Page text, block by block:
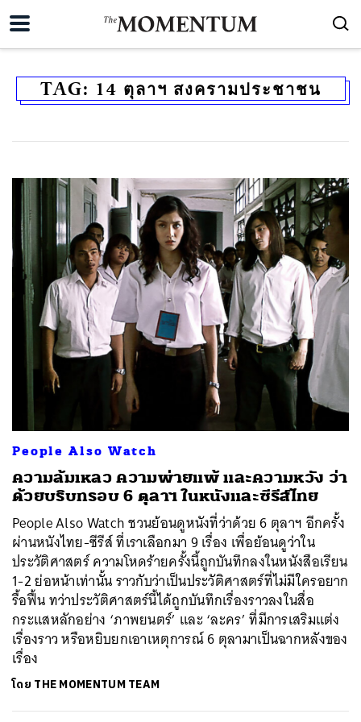
TAG: 14 ตุลาฯ สงครามประชาชน
People Also Watch
ความล้มเหลว ความพ่ายแพ้ และความหวัง ว่า
ด้วยบริบทรอบ 6 ตุลาฯ ในหนังและซีรีส์ไทย
People Also Watch ชวนย้อนดูหนังที่ว่าด้วย 6 ตุลาฯ อีกครั้ง
ผ่านหนังไทย-ซีรีส์ ที่เราเลือกมา 9 เรื่อง เพื่อย้อนดูว่าใน
ประวัติศาสตร์ ความโหดร้ายครั้งนี้ถูกบันทึกลงในหนังสือเรียน
1-2 ย่อหน้าเท่านั้น ราวกับว่าเป็นประวัติศาสตร์ที่ไม่มีใครอยาก
รื้อฟื้น ทว่าประวัติศาสตร์นี้ได้ถูกบันทึกเรื่องราวลงในสื่อ
กระแสหลักอย่าง ‘ภาพยนตร์’ และ ‘ละคร’ ที่มีการเสริมแต่ง
เรื่องราว หรือหยิบยกเอาเหตุการณ์ 6 ตุลามาเป็นฉากหลังของ
เรื่อง
โดย THE MOMENTUM TEAM
ค้นหา